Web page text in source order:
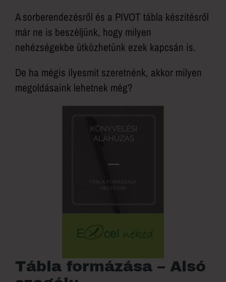
A sorberendezésről és a PIVOT tábla készítésről
már ne is beszéljünk, hogy milyen
nehézségekbe ütközhetünk ezek kapcsán is.
De ha mégis ilyesmit szeretnénk, akkor milyen
megoldásaink lehetnek még?
Tábla formázása – Alsó